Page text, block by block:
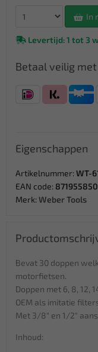
In
Levertijd: 1 tot 3
Betaal veilig met
Eigenschappen
Artikelnummer: WT-
EAN code:
Merk: Weber Tools
Bevat 30 doppen
motorfietsen.
Doppen met 6, 8, 12,
OEM als imitatie
Met 3/8" en 1/2"
Inhoud: